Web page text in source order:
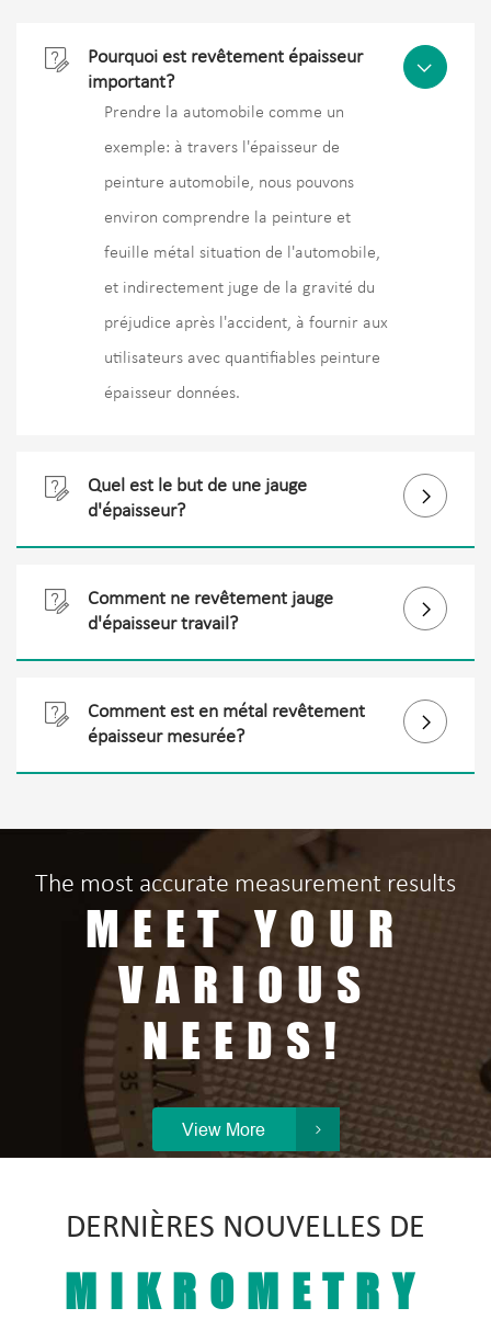

Pourquoi est revêtement épaisseur
important?

Prendre la automobile comme un
exemple: à travers l'épaisseur de
peinture automobile, nous pouvons
environ comprendre la peinture et
feuille métal situation de l'automobile,
et indirectement juge de la gravité du
préjudice après l'accident, à fournir aux
utilisateurs avec quantifiables peinture
épaisseur données.

Quel est le but de une jauge
d'épaisseur?

peinture à juge le correspondant

Comment ne revêtement jauge
d'épaisseur travail?

revêtement est mesurée par le flux
quand des courants de foucault principe
est adopté, le champ électromagnétique
est générée à la sonde bobine par la
haute-fréquence AC signal, Et des
courants de foucault est formé lorsque la
sonde est à proximité du conducteur.
Plus la sonde est pour le substrat
conducteur, la plus grande des courants
de foucault et plus la réflexion
impédance.

Comment est en métal revêtement
épaisseur mesurée?

chrome, cuivre, émail, en caoutchouc,
peinture, etc.) sur magnétique métal
substrats (tels que l'acier, fer, alliage,
dur magnétique en acier, etc.) peut être
mesurée de façon non destructive par la
jauge d'épaisseur basé sur magnétique
induction principe.
The most accurate measurement results
MEET YOUR
VARIOUS
NEEDS!
View More 
DERNIÈRES NOUVELLES DE
MIKROMETRY